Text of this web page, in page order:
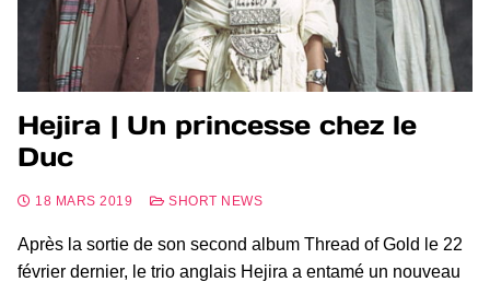
Hejira | Un princesse chez le
Duc
18 MARS 2019 SHORT NEWS
Après la sortie de son second album Thread of Gold le 22
février dernier, le trio anglais Hejira a entamé un nouveau